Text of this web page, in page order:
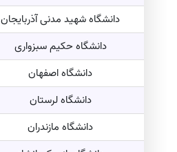
دانشگاه شهید مدنی آذربایجان
دانشگاه حکیم سبزواری
دانشگاه اصفهان
دانشگاه لرستان
دانشگاه مازندران